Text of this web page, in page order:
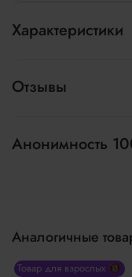
Характеристики
Отзывы
Анонимность
Аналогичные
Товар для взрослых 🔞